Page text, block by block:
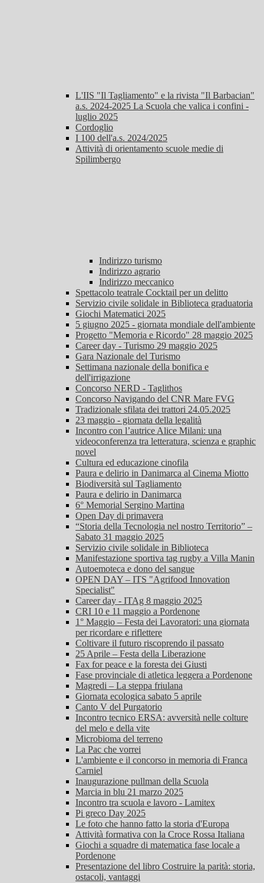
L'IIS "Il Tagliamento" e la rivista "Il Barbacian"
a.s. 2024-2025 La Scuola che valica i confini -
luglio 2025
Cordoglio
I 100 dell'a.s. 2024/2025
Attività di orientamento scuole medie di
Spilimbergo
Indirizzo turismo
Indirizzo agrario
Indirizzo meccanico
Spettacolo teatrale Cocktail per un delitto
Servizio civile solidale in Biblioteca graduatoria
Giochi Matematici 2025
5 giugno 2025 - giornata mondiale dell'ambiente
Progetto "Memoria e Ricordo" 28 maggio 2025
Career day - Turismo 29 maggio 2025
Gara Nazionale del Turismo
Settimana nazionale della bonifica e
dell'irrigazione
Concorso NERD - Taglithos
Concorso Navigando del CNR Mare FVG
Tradizionale sfilata dei trattori 24.05.2025
23 maggio - giornata della legalità
Incontro con l’autrice Alice Milani: una
videoconferenza tra letteratura, scienza e graphic
novel
Cultura ed educazione cinofila
Paura e delirio in Danimarca al Cinema Miotto
Biodiversità sul Tagliamento
Paura e delirio in Danimarca
6° Memorial Sergino Martina
Open Day di primavera
“Storia della Tecnologia nel nostro Territorio” –
Sabato 31 maggio 2025
Servizio civile solidale in Biblioteca
Manifestazione sportiva tag rugby a Villa Manin
Autoemoteca e dono del sangue
OPEN DAY – ITS "Agrifood Innovation
Specialist"
Career day - ITAg 8 maggio 2025
CRI 10 e 11 maggio a Pordenone
1° Maggio – Festa dei Lavoratori: una giornata
per ricordare e riflettere
Coltivare il futuro riscoprendo il passato
25 Aprile – Festa della Liberazione
Fax for peace e la foresta dei Giusti
Fase provinciale di atletica leggera a Pordenone
Magredi – La steppa friulana
Giornata ecologica sabato 5 aprile
Canto V del Purgatorio
Incontro tecnico ERSA: avversità nelle colture
del melo e della vite
Microbioma del terreno
La Pac che vorrei
L'ambiente e il concorso in memoria di Franca
Carniel
Inaugurazione pullman della Scuola
Marcia in blu 21 marzo 2025
Incontro tra scuola e lavoro - Lamitex
Pi greco Day 2025
Le foto che hanno fatto la storia d'Europa
Attività formativa con la Croce Rossa Italiana
Giochi a squadre di matematica fase locale a
Pordenone
Presentazione del libro Costruire la parità: storia,
ostacoli, vantaggi